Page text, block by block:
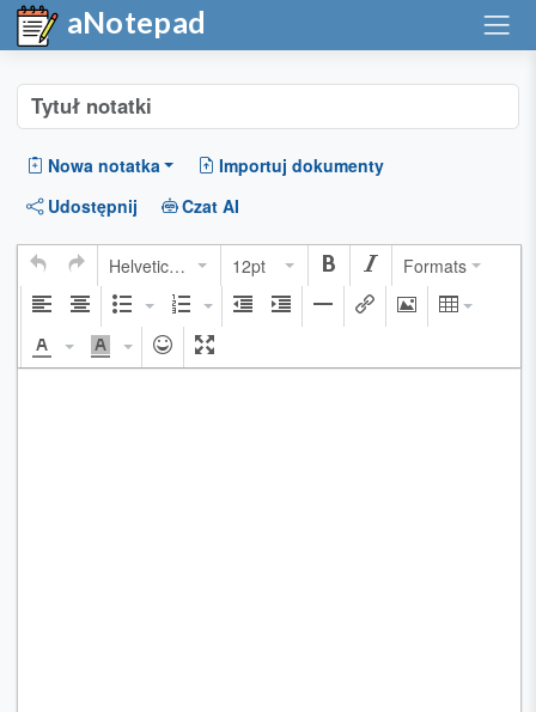
aNotepad
Nowa notatka
Importuj dokumenty
Udostępnij
Czat AI
Helvetica Neue 12pt Formats